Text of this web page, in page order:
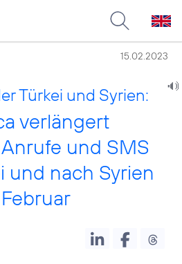
15.02.2023
Türkei und Syrien:
verlängert
und SMS
und nach Syrien